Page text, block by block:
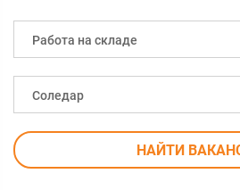
Работа на складе
Соледар
НАЙТИ